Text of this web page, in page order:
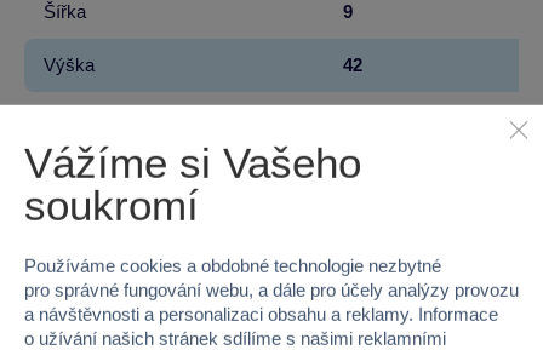
Šířka 9
Výška 42
Hmotnost v gramech 80
Baterie produktu - vyžaduje
Baterie produktu - součást balení Ne
Baterie produktu - počet 2
Vážíme si Vašeho
soukromí
Používáme cookies a obdobné technologie nezbytné
pro správné fungování webu, a dále pro účely analýzy provozu
a návštěvnosti a personalizaci obsahu a reklamy. Informace
o užívání našich stránek sdílíme s našimi reklamními